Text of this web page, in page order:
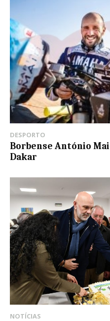
DESPORTO
Borbense António
Dakar
NOTÍCIAS